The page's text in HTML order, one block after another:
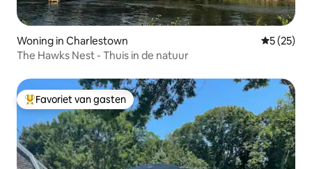
Woning in Charlestown
5 (25)
The Hawks Nest - Thuis in de natuur
Topfavoriet van gasten
Favoriet van gasten